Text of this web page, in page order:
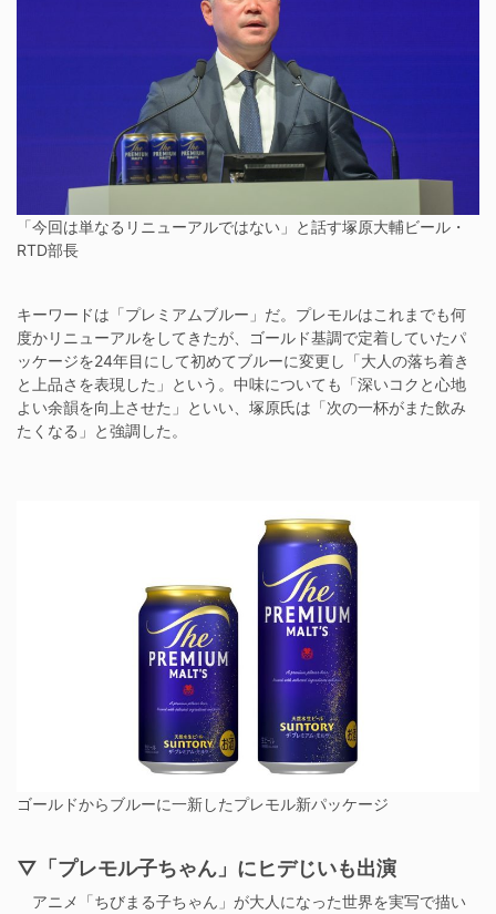
「今回は単なるリニューアルではない」と話す塚原大輔ビール・
RTD部長
キーワードは「プレミアムブルー」だ。プレモルはこれまでも何
度かリニューアルをしてきたが、ゴールド基調で定着していたパ
ッケージを24年目にして初めてブルーに変更し「大人の落ち着き
と上品さを表現した」という。中味についても「深いコクと心地
よい余韻を向上させた」といい、塚原氏は「次の一杯がまた飲み
たくなる」と強調した。
ゴールドからブルーに一新したプレモル新パッケージ
▽「プレモル子ちゃん」にヒデじいも出演
アニメ「ちびまる子ちゃん」が大人になった世界を実写で描い